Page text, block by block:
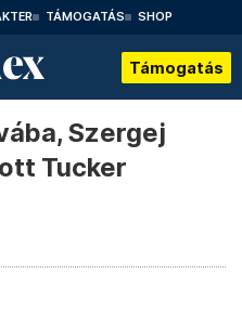
TÁMOGATÁS SHOP
Támogatás
Szergej
Tucker